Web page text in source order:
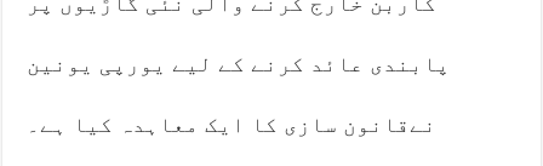
پابندی عائد کرنے کے لیے یورپی یونین
نےقانون سازی کا ایک معاہدہ کیا ہے۔